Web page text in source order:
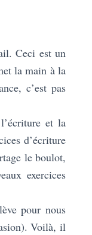
Ceci est un
la main à la
c’est pas
et la
d’écriture
le boulot,
exercices
pour nous
Voilà, il